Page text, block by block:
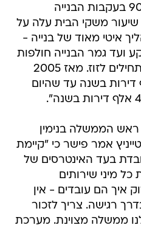
ב-30% באמצע שנות ה-90 בעקבות הבנייה
משקי הבית עלה על
איטי מאוד של בנייה -
ועד גמר הבנייה חולפות
3.5 שנים. עכשיו דברים מתחילים לזוז. מאז 2005
של כ-30 אלף דירות בשנה עד שהיום
הממשלה בנימין
אמר פישר כי "קיימת
בעד האינטרסים של
מיני שירותים
הם עובדים - אין
רגישה. צריך לזכור
ממשלה מצוינת. מערכת